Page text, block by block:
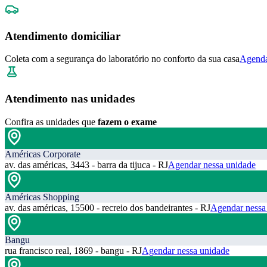
Atendimento domiciliar
Coleta com a segurança do laboratório no conforto da sua casa
Atendimento nas unidades
Confira as unidades que fazem o exame
Américas Corporate
av. das américas, 3443 - barra da tijuca - RJAgendar nessa unidade
Américas Shopping
av. das américas, 15500 - recreio dos bandeirantes - RJAgendar
Bangu
rua francisco real, 1869 - bangu - RJAgendar nessa unidade